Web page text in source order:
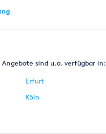
sind u.a. verfügbar in:
Erfurt
Köln